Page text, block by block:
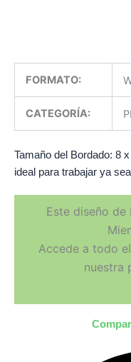
FORMATO:
CATEGORÍA:
Tamaño del Bordado: 8
ideal para trabajar ya
Este diseño
Accede a todo
nuestra